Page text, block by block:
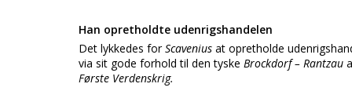
Han opretholdte udenrigshandelen
Det lykkedes forScavenius at opretholde
via sit gode forhold til den tyske Brockdorf – Rantzau
Første Verdenskrig.